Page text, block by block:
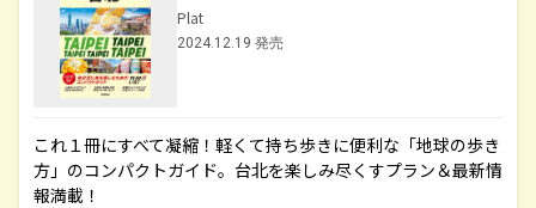
Plat
2024.12.19 発売
これ１冊にすべて凝縮！軽くて持ち歩きに便利な「地球の歩き
方」のコンパクトガイド。台北を楽しみ尽くすプラン＆最新情
報満載！